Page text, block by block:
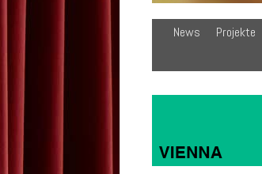
News Projekte